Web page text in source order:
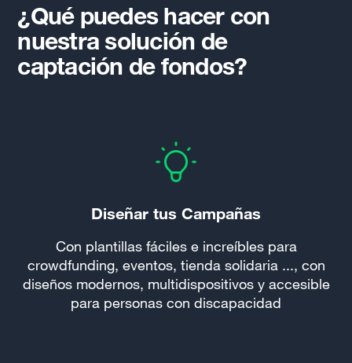
¿Qué puedes hacer con
nuestra solución de
captación de fondos?
Diseñar tus Campañas
Con plantillas fáciles e increíbles para
crowdfunding, eventos, tienda solidaria ..., con
diseños modernos, multidispositivos y accesible
para personas con discapacidad